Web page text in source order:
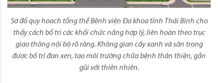
Sơ đồ quy hoạch tổng thể Bệnh viện Đa khoa tỉnh Thái Bình cho
thấy cách bố trí các khối chức năng hợp lý, liên hoàn theo trục
giao thông nội bộ rõ ràng. Không gian cây xanh và sân trong
được bố trí đan xen, tạo môi trường chữa bệnh thân thiện, gần
gũi với thiên nhiên.